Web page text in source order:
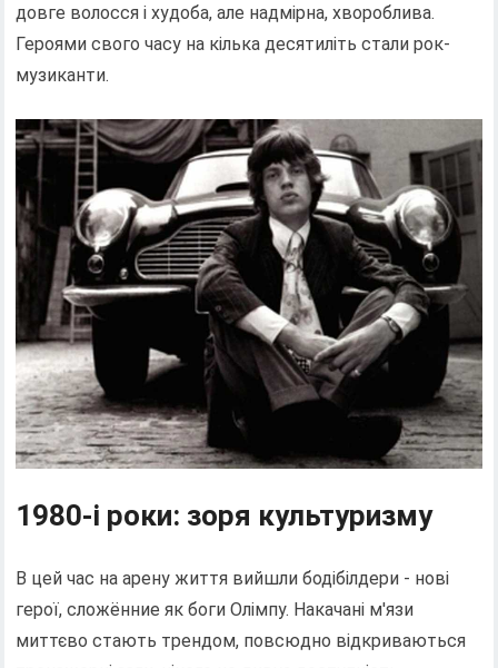
довге волосся і худоба, але надмірна, хвороблива.
Героями свого часу на кілька десятиліть стали рок-
музиканти.
1980-і роки: зоря культуризму
В цей час на арену життя вийшли бодібілдери - нові
герої, сложённие як боги Олімпу. Накачані м'язи
миттєво стають трендом, повсюдно відкриваються